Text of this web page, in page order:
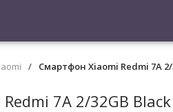
/ Смартфон Xiaomi Redmi 7A 2/
7A 2/32GB Black